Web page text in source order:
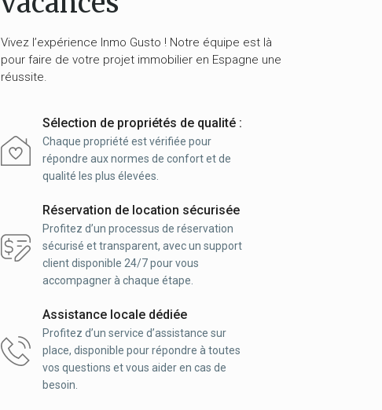
Vivez l’expérience Inmo Gusto ! Notre équipe est là
pour faire de votre projet immobilier en Espagne une
réussite.
Sélection de propriétés de qualité :
Chaque propriété est vérifiée pour
répondre aux normes de confort et de
qualité les plus élevées.
Réservation de location sécurisée
Profitez d’un processus de réservation
sécurisé et transparent, avec un support
client disponible 24/7 pour vous
accompagner à chaque étape.
Assistance locale dédiée
Profitez d’un service d’assistance sur
place, disponible pour répondre à toutes
vos questions et vous aider en cas de
besoin.